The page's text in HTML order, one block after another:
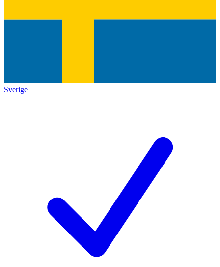
Sverige